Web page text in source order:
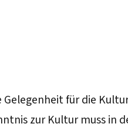
für die
zur Kultur muss in